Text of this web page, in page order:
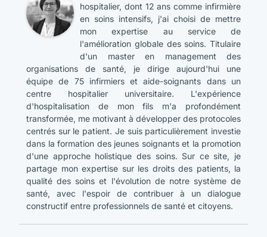
hospitalier, dont 12 ans comme infirmière
en soins intensifs, j'ai choisi de mettre
mon expertise au service de
l'amélioration globale des soins. Titulaire
d'un master en management des
organisations de santé, je dirige aujourd'hui une
équipe de 75 infirmiers et aide-soignants dans un
centre hospitalier universitaire. L'expérience
d'hospitalisation de mon fils m'a profondément
transformée, me motivant à développer des protocoles
centrés sur le patient. Je suis particulièrement investie
dans la formation des jeunes soignants et la promotion
d'une approche holistique des soins. Sur ce site, je
partage mon expertise sur les droits des patients, la
qualité des soins et l'évolution de notre système de
santé, avec l'espoir de contribuer à un dialogue
constructif entre professionnels de santé et citoyens.